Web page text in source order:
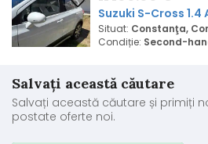
Suzuki S-Cross 1.4
Situat: Constanţa,
Condiție: Second-
Salvați această căutare
Salvați această căutare și primiți
postate oferte noi.